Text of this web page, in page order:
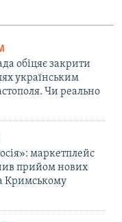
обіцяє закрити
українським
Чи реально
маркетплейс
прийом нових
Кримському